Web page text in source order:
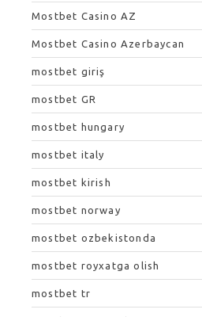
Mostbet Casino AZ
Mostbet Casino Azerbaycan
mostbet giriş
mostbet GR
mostbet hungary
mostbet italy
mostbet kirish
mostbet norway
mostbet ozbekistonda
mostbet royxatga olish
mostbet tr